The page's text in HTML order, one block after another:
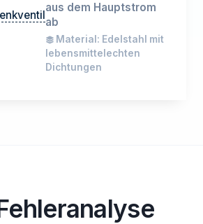
aus dem Hauptstrom
ab
Material: Edelstahl mit
lebensmittelechten
Dichtungen